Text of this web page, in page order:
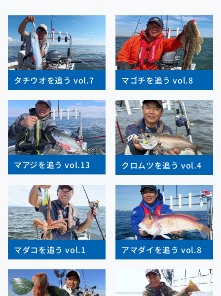
タチウオを追う vol.7 マゴチを追う vol.8
マアジを追う vol.13 クロムツを追う vol.4
マダコを追う vol.1 アマダイを追う vol.8